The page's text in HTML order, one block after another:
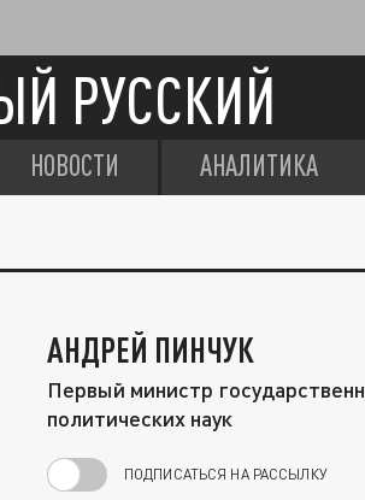
РУССКИЙ
НОВОСТИ АНАЛИТИКА
АНДРЕЙ ПИНЧУК
Первый министр
политических наук
ПОДПИСАТЬСЯ НА РАССЫЛКУ